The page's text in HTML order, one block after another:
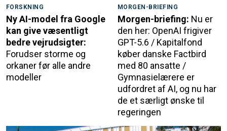
FORSKNING
Ny AI-model fra Google
kan give væsentligt
bedre vejrudsigter:
Forudser storme og
orkaner før alle andre
modeller
MORGEN-BRIEFING
Morgen-briefing: Nu er
den her: OpenAI frigiver
GPT-5.6 / Kapitalfond
køber danske Factbird
med 80 ansatte /
Gymnasielærere er
udfordret af AI, og nu har
de et særligt ønske til
regeringen